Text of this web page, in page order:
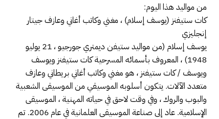
من مواليد هذا اليوم:
كات ستيفنز (يوسف إسلام) ، مغني وكاتب أغاني وعازف جيتار
إنجليزي
يوسف إسلام (من مواليد ستيفن ديمتري جورجيو ، 21 يوليو
1948) ، المعروف بأسمائه المسرحية كات ستيفنز ويوسف
ويوسف / كات ستيفنز ، هو مغني وكاتب أغاني بريطاني وعازف
متعدد الآلات. يتكون أسلوبه الموسيقي من الموسيقى الشعبية
والبوب ​​والروك ، وفي وقت لاحق في حياته المهنية ، الموسيقى
الإسلامية. عاد إلى صناعة الموسيقى العلمانية في عام 2006. تم